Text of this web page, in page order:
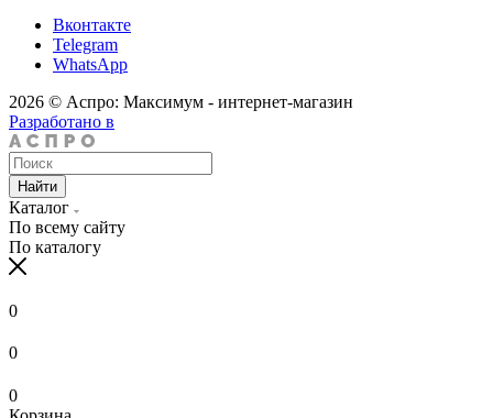
Вконтакте
Telegram
WhatsApp
2026 © Аспро: Максимум - интернет-магазин
Разработано в
Найти
Каталог
По всему сайту
По каталогу
0
0
0